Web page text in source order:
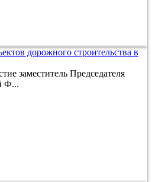
дорожного строительства в
заместитель Председателя
Ф...